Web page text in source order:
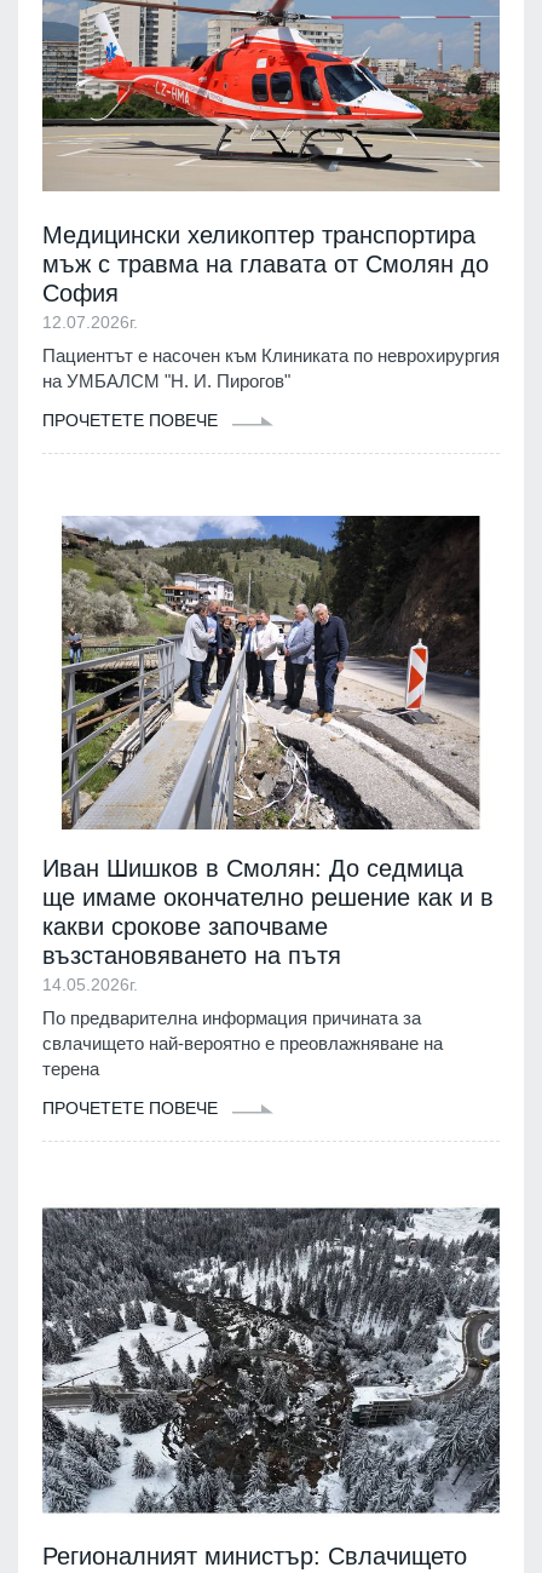
Медицински хеликоптер транспортира
мъж с травма на главата от Смолян до
София
12.07.2026г.
Пациентът е насочен към Клиниката по неврохирургия
на УМБАЛСМ "Н. И. Пирогов"
ПРОЧЕТЕТЕ ПОВЕЧЕ
Иван Шишков в Смолян: До седмица
ще имаме окончателно решение как и в
какви срокове започваме
възстановяването на пътя
14.05.2026г.
По предварителна информация причината за
свлачището най-вероятно е преовлажняване на
терена
ПРОЧЕТЕТЕ ПОВЕЧЕ
Регионалният министър: Свлачището